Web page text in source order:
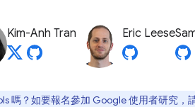
Kim-Anh Tran Eric Leese
嗎？如要報名參加 Google 使用者研究，